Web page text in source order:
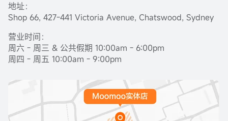
地址：
Shop 66, 427-441 Victoria Avenue, Chatswood, Sydney
营业时间：
周六 - 周三 & 公共假期 10:00am - 6:00pm
周四 - 周五 10:00am - 9:00pm